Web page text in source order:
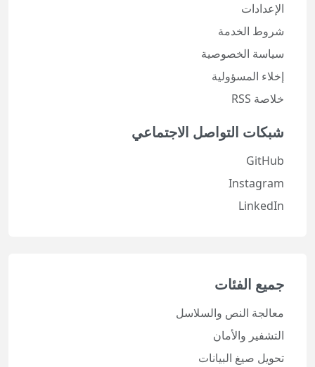
الإعدادات
شروط الخدمة
سياسة الخصوصية
إخلاء المسؤولية
خلاصة RSS
شبكات التواصل الاجتماعي
GitHub
Instagram
LinkedIn
جميع الفئات
معالجة النص والسلاسل
التشفير والأمان
تحويل صيغ البيانات